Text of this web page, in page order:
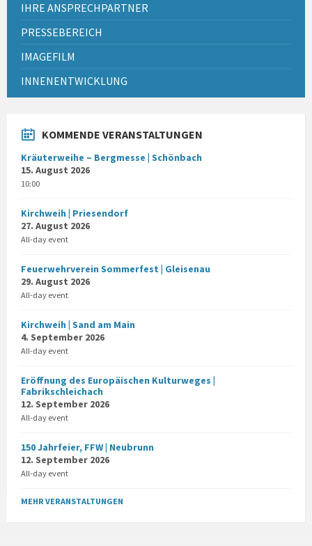
IHRE ANSPRECHPARTNER
PRESSEBEREICH
IMAGEFILM
INNENENTWICKLUNG
KOMMENDE VERANSTALTUNGEN
Kräuterweihe – Bergmesse | Schönbach
15. August 2026
10:00
Kirchweih | Priesendorf
27. August 2026
All-day event
Feuerwehrverein Sommerfest | Gleisenau
29. August 2026
All-day event
Kirchweih | Sand am Main
4. September 2026
All-day event
Eröffnung des Europäischen Kulturweges |
Fabrikschleichach
12. September 2026
All-day event
150 Jahrfeier, FFW | Neubrunn
12. September 2026
All-day event
MEHR VERANSTALTUNGEN